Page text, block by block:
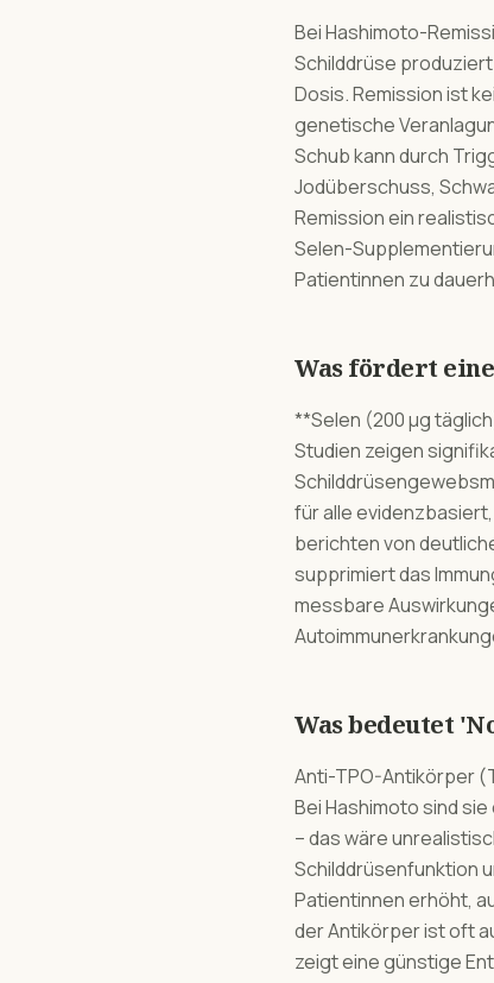
Bei Hashimoto-
Schilddrüse
Dosis. Remission ist
genetische
Schub kann durch
Jodüberschuss,
Remission ein
Selen-
Patientinnen zu
Was fördert
**Selen (200 µg
Studien zeigen
für alle
berichten von
supprimiert das
messbare
Was bedeutet
Anti-TPO-Antikörper
Bei Hashimoto sind
– das wäre
Schilddrüsenfunktion
Patientinnen erhöht,
der Antikörper ist oft
zeigt eine günstige